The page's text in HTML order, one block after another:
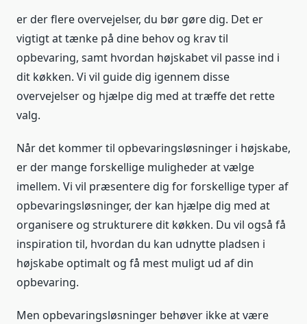
er der flere overvejelser, du bør gøre dig. Det er
vigtigt at tænke på dine behov og krav til
opbevaring, samt hvordan højskabet vil passe ind i
dit køkken. Vi vil guide dig igennem disse
overvejelser og hjælpe dig med at træffe det rette
valg.
Når det kommer til opbevaringsløsninger i højskabe,
er der mange forskellige muligheder at vælge
imellem. Vi vil præsentere dig for forskellige typer af
opbevaringsløsninger, der kan hjælpe dig med at
organisere og strukturere dit køkken. Du vil også få
inspiration til, hvordan du kan udnytte pladsen i
højskabe optimalt og få mest muligt ud af din
opbevaring.
Men opbevaringsløsninger behøver ikke at være